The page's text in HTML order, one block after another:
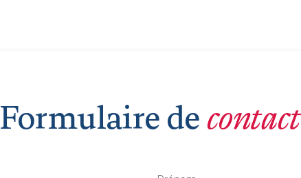
Formulaire de contact